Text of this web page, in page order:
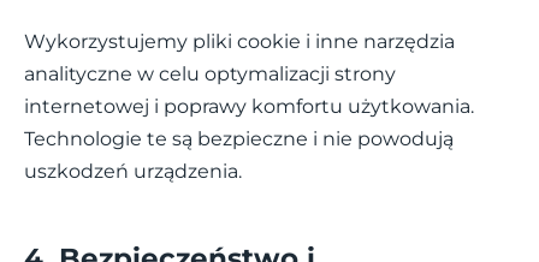
Wykorzystujemy pliki cookie i inne narzędzia
analityczne w celu optymalizacji strony
internetowej i poprawy komfortu użytkowania.
Technologie te są bezpieczne i nie powodują
uszkodzeń urządzenia.